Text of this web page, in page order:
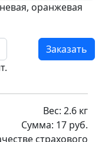
оранжевая
Заказать
Вес: 2.6 кг
Сумма: 17 руб.
страхового